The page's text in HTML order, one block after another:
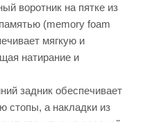
воротник на пятке из
(memory foam
мягкую и
натирание и
задник обеспечивает
стопы, а накладки из